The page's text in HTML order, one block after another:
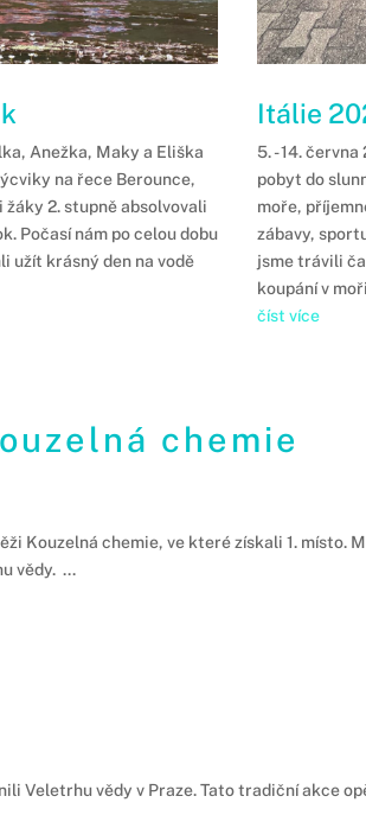
Anežka, Maky a Eliška
na řece Berounce,
žáky 2. stupně absolvovali
Počasí nám po celou dobu
užít krásný den na vodě
Itálie
5. - 14.
pobyt do
moře,
zábavy,
jsme trávili
koupání v
číst více
chemie
Kouzelná chemie, ve které získali 1. místo.
vědy. ...
Veletrhu vědy v Praze. Tato tradiční akce